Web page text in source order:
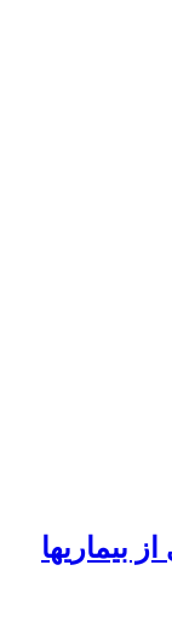
بیماریها